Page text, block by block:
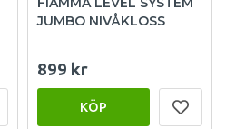
JUMBO NIVÅKLOSS
899 kr
KÖP